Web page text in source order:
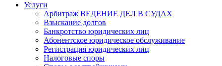
Услуги
Арбитраж ВЕДЕНИЕ ДЕЛ В СУДАХ
Взыскание долгов
Банкротство юридических лиц
Абонентское юридическое обслуживание
Регистрация юридических лиц
Налоговые споры